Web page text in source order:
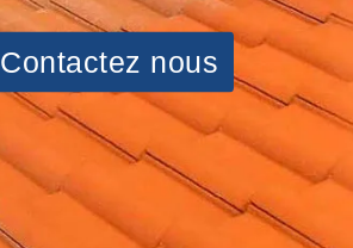
Contactez nous